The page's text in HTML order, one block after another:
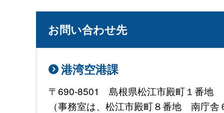
お問い合わせ先
港湾空港課
〒690-8501 島根県松江市殿町１番地
（事務室は、松江市殿町８番地 南庁舎